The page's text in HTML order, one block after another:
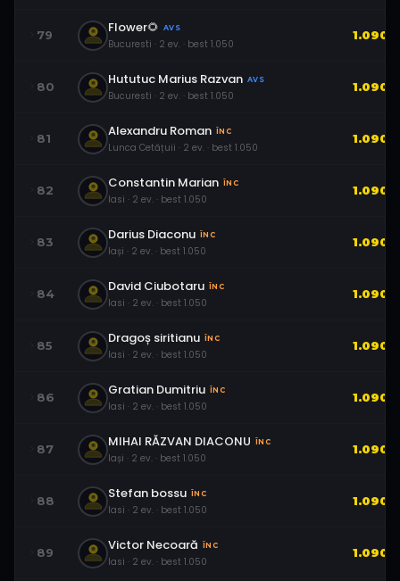
79 Flower🌻 AVS
Bucuresti · 2 ev. · best 1.050
1.090
80 Hututuc Marius Razvan AVS
Bucuresti · 2 ev. · best 1.050
1.090
81 Alexandru Roman ÎNC
Lunca Cetățuii · 2 ev. · best 1.050
1.090
82 Constantin Marian ÎNC
Iasi · 2 ev. · best 1.050
1.090
83 Darius Diaconu ÎNC
Iași · 2 ev. · best 1.050
1.090
84 David Ciubotaru ÎNC
Iasi · 2 ev. · best 1.050
1.090
85 Dragoș siritianu ÎNC
Iasi · 2 ev. · best 1.050
1.090
86 Gratian Dumitriu ÎNC
Iasi · 2 ev. · best 1.050
1.090
87 MIHAI RĂZVAN DIACONU ÎNC
Iași · 2 ev. · best 1.050
1.090
88 Stefan bossu ÎNC
Iasi · 2 ev. · best 1.050
1.090
89 Victor Necoară ÎNC
Iasi · 2 ev. · best 1.050
1.090